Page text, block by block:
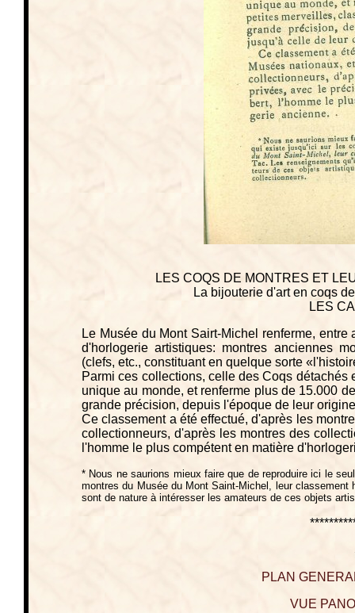
LES COQS DE MONTRES ET
La bijouterie d'art en coqs
LES
Le Musée du Mont Sairt-Michel renferme,
d'horlogerie artistiques: montres anciennes
(clefs, etc., constituant en quelque sorte
Parmi ces collections, celle des Coqs
unique au monde, et renferme plus de 15.000
grande précision, depuis l'époque de leur
Ce classement a été effectué, d'après les
collectionneurs, d'après les montres des
l'homme le plus compétent en matière
* Nous ne saurions mieux faire que de reproduire ici le
montres du Musée du Mont Saint-Michel, leur
sont de nature à intéresser les amateurs de ces objets
PLAN
VUE